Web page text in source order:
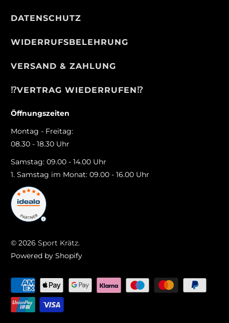
DATENSCHUTZ
WIDERRUFSBELEHRUNG
VERSAND & ZAHLUNG
⁉️VERTRAG WIEDERRUFEN⁉️
Öffnungszeiten
Montag - Freitag:
08.30 - 18.30 Uhr
Samstag: 09.00 - 14.00 Uhr
1. Samstag im Monat: 09.00 - 16.00 Uhr
© 2026Sport Krätz.
Powered by Shopify